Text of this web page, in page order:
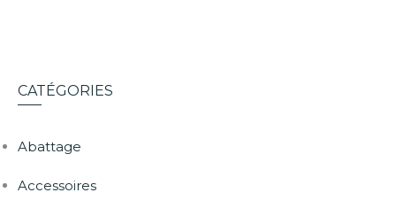
CATÉGORIES
Abattage
Accessoires